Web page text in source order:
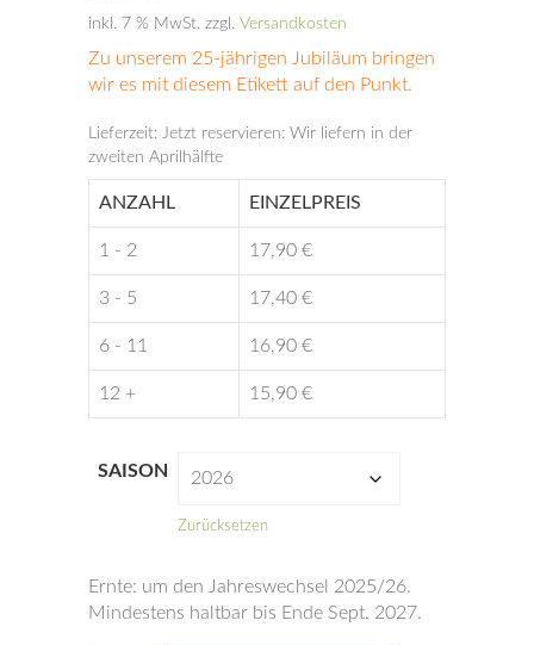
inkl. 7 % MwSt. zzgl. Versandkosten
Zu unserem 25-jährigen Jubiläum bringen
wir es mit diesem Etikett auf den Punkt.
Lieferzeit: Jetzt reservieren: Wir liefern in der
zweiten Aprilhälfte
ANZAHL EINZELPREIS
1 - 2 17,90 €
3 - 5 17,40 €
6 - 11 16,90 €
12 + 15,90 €
SAISON
Zurücksetzen
Ernte: um den Jahreswechsel 2025/26.
Mindestens haltbar bis Ende Sept. 2027.